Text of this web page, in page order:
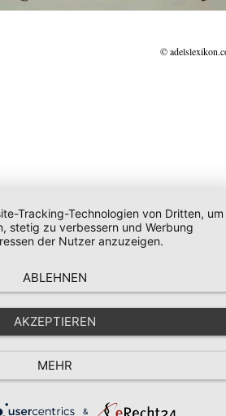
©
Tracking-Technologien von Dritten, um
stetig zu verbessern und Werbung
der Nutzer anzuzeigen.
ABLEHNEN
AKZEPTIEREN
MEHR
&